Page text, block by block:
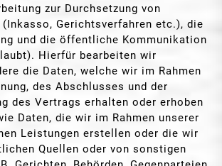
zur Durchsetzung von
(Inkasso, Gerichtsverfahren etc.), die
und die öffentliche Kommunikation
Hierfür bearbeiten wir
die Daten, welche wir im Rahmen
des Abschlusses und der
des Vertrags erhalten oder erhoben
Daten, die wir im Rahmen unserer
Leistungen erstellen oder die wir
Quellen oder von sonstigen